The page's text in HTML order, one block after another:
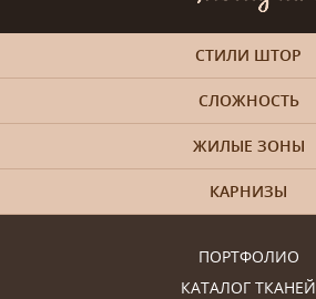
ПОРТФОЛИО
КАТАЛОГ ТКАНЕЙ
СТИЛИ ШТОР
СЛОЖНОСТЬ
ЖИЛЫЕ ЗОНЫ
КАРНИЗЫ